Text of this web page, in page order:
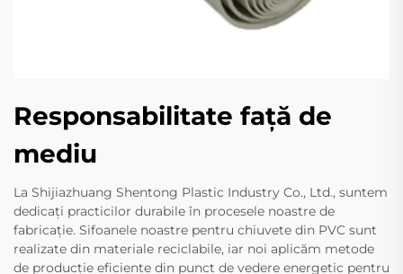
Responsabilitate față de
mediu
La Shijiazhuang Shentong Plastic Industry Co., Ltd., suntem
dedicați practicilor durabile în procesele noastre de
fabricație. Sifoanele noastre pentru chiuvete din PVC sunt
realizate din materiale reciclabile, iar noi aplicăm metode
de producție eficiente din punct de vedere energetic pentru